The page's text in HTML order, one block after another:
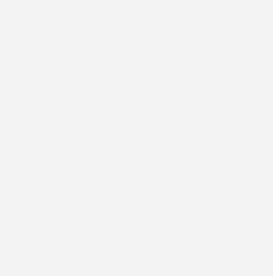
Gesetz
Novelle verbilligt
Strom
EE-Zubau sieht der Entwurf auch
Strom